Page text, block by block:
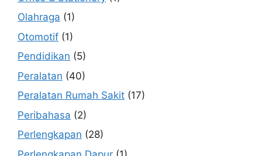
Olahraga (1)
Otomotif (1)
Pendidikan (5)
Peralatan (40)
Peralatan Rumah Sakit (17)
Peribahasa (2)
Perlengkapan (28)